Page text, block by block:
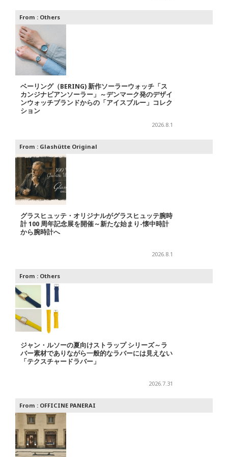
From : Others
ベーリング（BERING) 新作ソーラーウォッチ「ス
カンジナビアンソーラー」～デンマーク発のデザイ
ンウォッチブランドからの「アイスブルー」コレク
ション
2026.8.1
From : Glashütte Original
グラスヒュッテ・オリジナルがグラスヒュッテ腕時
計 100 周年記念展を開催～新たな始まり-懐中時計
から腕時計へ
2026.8.1
From : Others
ジャン・ルソーの夏向けストラップ シリーズ～ラ
バー素材でありながら一般的なラバーには見えない
「テクスチャードラバー」
2026.7.31
From : OFFICINE PANERAI